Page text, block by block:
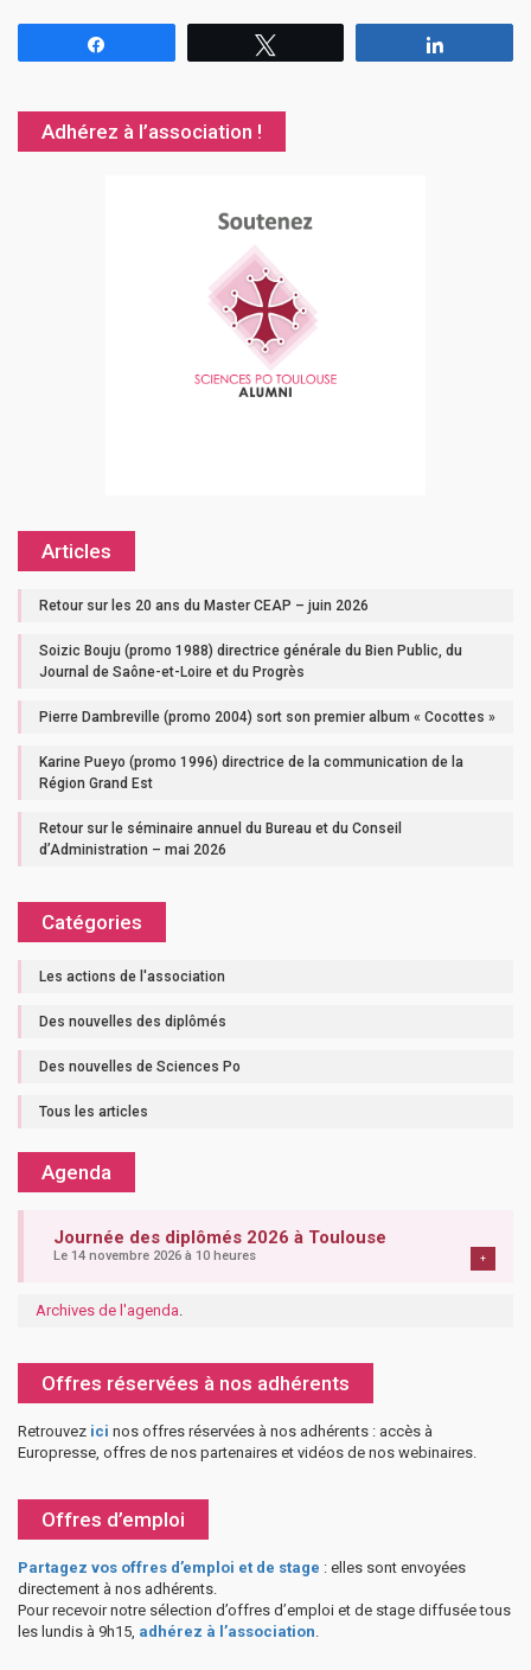
Adhérez à l’association !
Articles
Retour sur les 20 ans du Master CEAP – juin 2026
Soizic Bouju (promo 1988) directrice générale du Bien Public, du
Journal de Saône-et-Loire et du Progrès
Pierre Dambreville (promo 2004) sort son premier album « Cocottes »
Karine Pueyo (promo 1996) directrice de la communication de la
Région Grand Est
Retour sur le séminaire annuel du Bureau et du Conseil
d’Administration – mai 2026
Catégories
Les actions de l'association
Des nouvelles des diplômés
Des nouvelles de Sciences Po
Tous les articles
Agenda
Journée des diplômés 2026 à Toulouse
Le 14 novembre 2026 à 10 heures +
Archives de l'agenda.
Offres réservées à nos adhérents
Retrouvez ici nos offres réservées à nos adhérents : accès à
Europresse, offres de nos partenaires et vidéos de nos webinaires.
Offres d’emploi
Partagez vos offres d’emploi et de stage : elles sont envoyées
directement à nos adhérents.
Pour recevoir notre sélection d’offres d’emploi et de stage diffusée tous
les lundis à 9h15, adhérez à l’association.